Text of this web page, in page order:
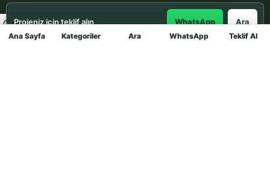
Ana Sayfa Kategoriler Ara WhatsApp Teklif Al
Hizmetler
Uygulama
Projeniz için teklif alın WhatsApp Ara